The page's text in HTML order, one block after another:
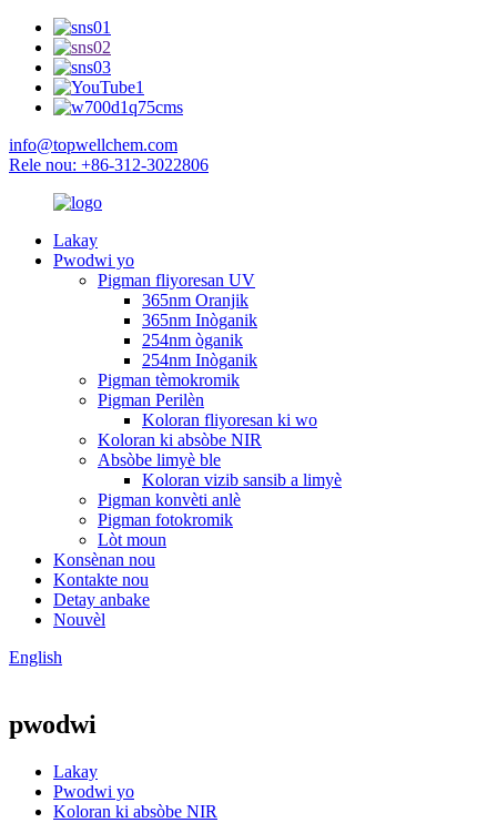
info@topwellchem.com
Rele nou: +86-312-3022806
Lakay
Pwodwi yo
Pigman fliyoresan UV
365nm Oranjik
365nm Inòganik
254nm òganik
254nm Inòganik
Pigman tèmokromik
Pigman Perilèn
Koloran fliyoresan ki wo
Koloran ki absòbe NIR
Absòbe limyè ble
Koloran vizib sansib a limyè
Pigman konvèti anlè
Pigman fotokromik
Lòt moun
Konsènan nou
Kontakte nou
Detay anbake
Nouvèl
English
pwodwi
Lakay
Pwodwi yo
Koloran ki absòbe NIR